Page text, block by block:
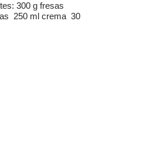
300 g fresas
250 ml crema 30